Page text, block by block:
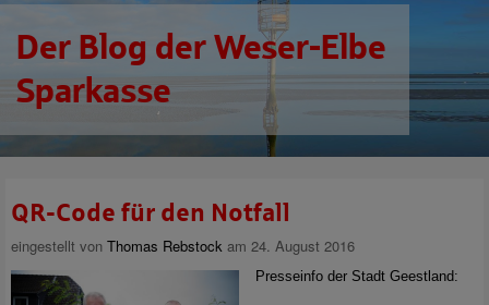
Der Blog der Weser-Elbe
Sparkasse
QR-Code für den Notfall
eingestellt von Thomas Rebstock am 24. August 2016
Presseinfo der Stadt Geestland: